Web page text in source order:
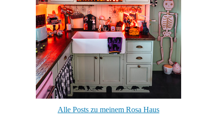
Alle Posts zu meinem Rosa Haus